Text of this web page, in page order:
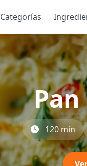
Categorías
120 min